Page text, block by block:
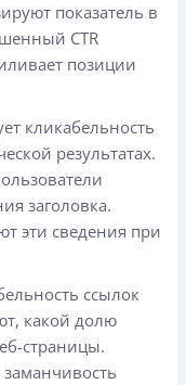
показатель в
CTR
позиции
кликабельность
результатах.
заголовка.
эти сведения при
ссылок
какой долю
страницы.